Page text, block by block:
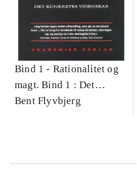
Bind 1 - Rationalitet og
magt. Bind 1 : Det
konkretes videnskab
Bent Flyvbjerg